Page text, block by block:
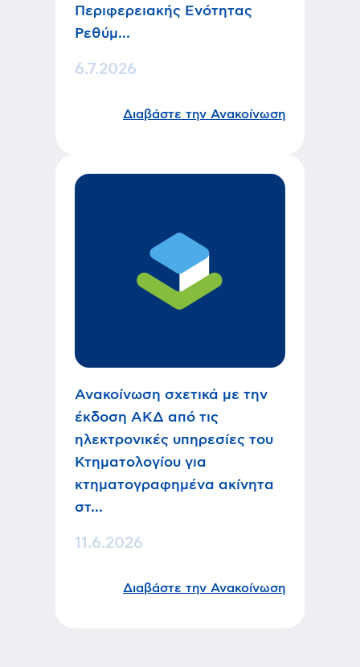
Περιφερειακής Ενότητας
Ρεθύμ...
6.7.2026
Διαβάστε την Ανακοίνωση
Ανακοίνωση σχετικά με την
έκδοση ΑΚΔ από τις
ηλεκτρονικές υπηρεσίες του
Κτηματολογίου για
κτηματογραφημένα ακίνητα
στ...
11.6.2026
Διαβάστε την Ανακοίνωση